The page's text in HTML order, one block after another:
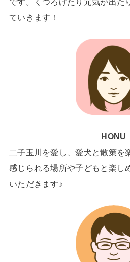
ていきます！
HONU
二子玉川を愛し、愛犬と散策を
感じられる場所や子どもと楽し
いただきます♪